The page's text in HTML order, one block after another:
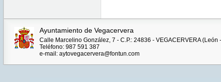
Ayuntamiento de Vegacervera
Calle Marcelino González, 7 - C.P.: 24836 - VEGACERVERA (León
Teléfono: 987 591 387
e-mail: aytovegacervera@fontun.com